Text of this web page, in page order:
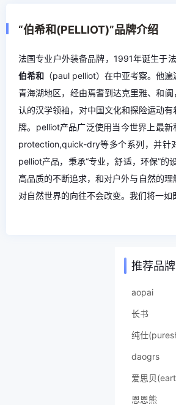
“伯希和(PELLIOT)”品牌介绍
法国专业户外装备品牌，1991年诞生于
伯希和 （paul pelliot）在中亚考察。他
青海湖地区，经由焉耆到达克里雅、和
认的汉学领袖，对中国文化和探险运动
牌。pelliot产品广泛使用当今世界上最
protection,quick-dry等多个系列，并针
pelliot产品，秉承“专业，舒适，环保”
高品质的不断追求，和对户外与自然的
对自然世界的向往不会改变。我们将一
推荐品牌
aopai
长书
纯仕
daogrs
爱思贝
恩恩熊